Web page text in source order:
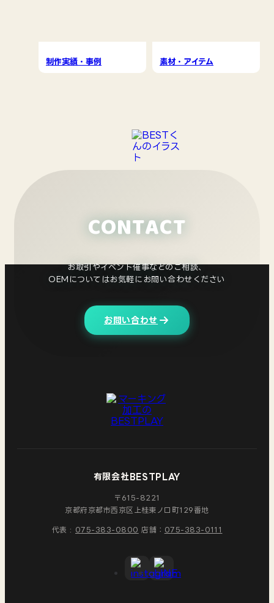
制作実績・事例 素材・アイテム
CONTACT
お取引やイベント催事などのご相談、
OEMについてはお気軽にお問い合わせください
お問い合わせ
有限会社BESTPLAY
〒615-8221
京都府京都市西京区
上桂東ノ口町129番地
代表 : 075-383-0800 店舗： 075-383-0111